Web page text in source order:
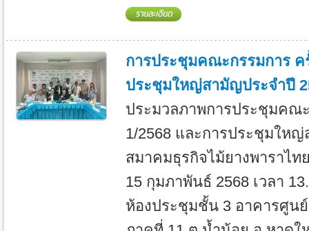
การประชุมคณะกรรมการ ค
ประชุมใหญ่สามัญประจำปี
ประมวลภาพการประชุมคณ
1/2568 และการประชุมให
สมาคมธุรกิจไม้ยางพาราไท
15 กุมภาพันธ์ 2568 เวลา
ห้องประชุมชั้น 3 อาคารศูน